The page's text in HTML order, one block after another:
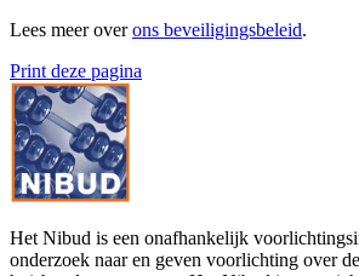
Lees meer overons beveiligingsbeleid.
Print deze pagina
Het Nibud is een onafhankelijk
onderzoek naar en geven voorlichting over de